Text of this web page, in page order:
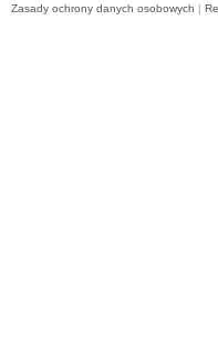
Zasady ochrony danych osobowych |